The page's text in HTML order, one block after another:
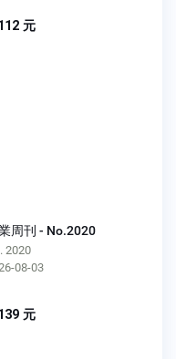
元
周刊 - No.2020
2020
08-03
元